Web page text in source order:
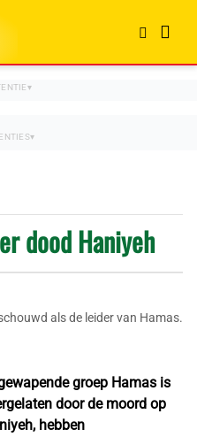
dood Haniyeh
als de leider van Hamas.
groep Hamas is
door de moord op
hebben